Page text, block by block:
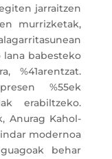
jarraitzen
murrizketak,
babesteko
%41arentzat.
%55ek
erabiltzeko.
Anurag Kahol-
modernoa
behar